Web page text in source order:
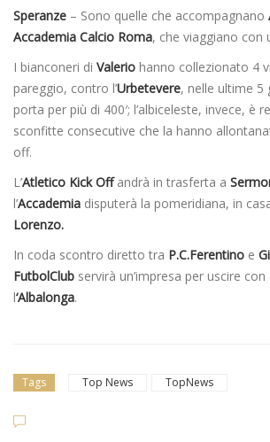
Speranze – Sono quelle che accompagnano
Accademia Calcio Roma, che viaggiano con
I bianconeri di Valerio hanno collezionato 4
pareggio, contro l’Urbetevere, nelle ultime 5
porta per più di 400′; l’albiceleste, invece, è
sconfitte consecutive che la hanno
off.
L’Atletico Kick Offandrà in trasferta a
l’Accademia disputerà la pomeridiana, in
Lorenzo.
In coda scontro diretto tra P.C.Ferentino e
FutbolClub servirà un’impresa per uscire
l‘Albalonga.
Tags Top News TopNews